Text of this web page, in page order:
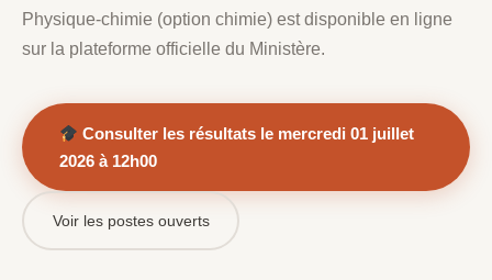
Physique-chimie (option chimie) est disponible en ligne
sur la plateforme officielle du Ministère.
Consulter les résultats le mercredi 01 juillet
2026 à 12h00
Voir les postes ouverts